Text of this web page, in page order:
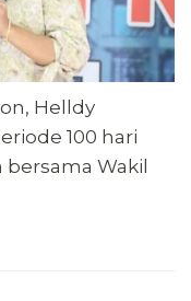
Helldy
100 hari
Wakil